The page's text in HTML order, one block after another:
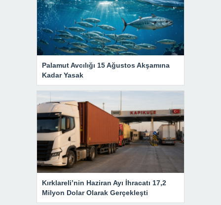
Palamut Avcılığı 15 Ağustos Akşamına
Kadar Yasak
Kırklareli’nin Haziran Ayı İhracatı 17,2
Milyon Dolar Olarak Gerçekleşti